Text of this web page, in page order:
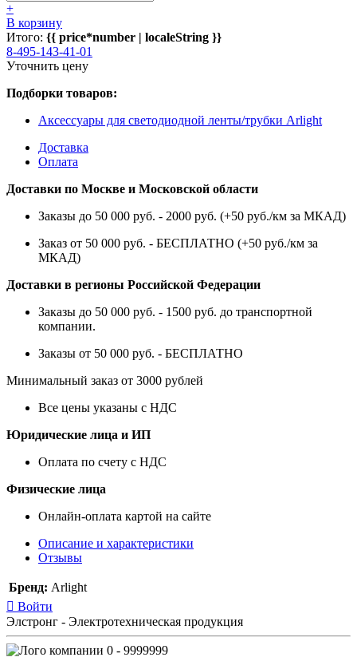
+
В корзину
Итого: {{ price*number | localeString }}
8-495-143-41-01
Уточнить цену
Подборки товаров:
Аксессуары для светодиодной ленты/трубки Arlight
Доставка
Оплата
Доставки по Москве и Московской области
Заказы до 50 000 руб. - 2000 руб. (+50 руб./км за МКАД)
Заказ от 50 000 руб. - БЕСПЛАТНО (+50 руб./км за
МКАД)
Доставки в регионы Российской Федерации
Заказы до 50 000 руб. - 1500 руб. до транспортной
компании.
Заказы от 50 000 руб. - БЕСПЛАТНО
Минимальный заказ от 3000 рублей
Все цены указаны с НДС
Юридические лица и ИП
Оплата по счету с НДС
Физические лица
Онлайн-оплата картой на сайте
Описание и характеристики
Отзывы
Бренд: Arlight
Войти
Элстронг - Электротехническая продукция
0 - 9999999